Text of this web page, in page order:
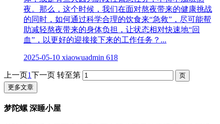
夜。那么，这个时候，我们在面对熬夜带来的健康挑战
的同时，如何通过科学合理的饮食来“急救”，尽可能帮
助减轻熬夜带来的身体负担，让状态相对快速地“回
血”，以更好的迎接接下来的工作任务？...
2025-05-10 xiaowuadmin 618
上一页1下一页 转至第
更多文章
梦陀螺 深睡小屋